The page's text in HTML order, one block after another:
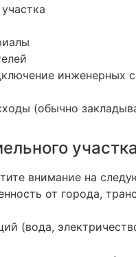
инженерных
(обычно
участка
внимание на
от города,
(вода,